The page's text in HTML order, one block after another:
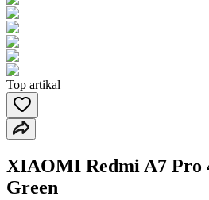
Top artikal
XIAOMI Redmi A7 Pro
Green